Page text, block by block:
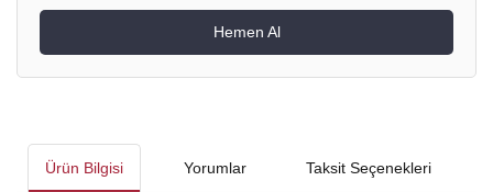
Hemen Al
Ürün Bilgisi Yorumlar Taksit Seçenekleri